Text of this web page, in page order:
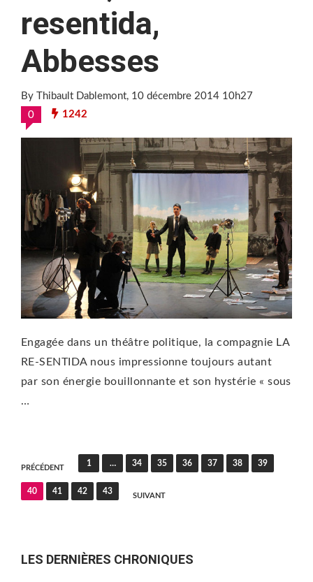
resentida,
Abbesses
By Thibault Dablemont, 10 décembre 2014 10h27
0
1242
Engagée dans un théâtre politique, la compagnie LA
RE-SENTIDA nous impressionne toujours autant
par son énergie bouillonnante et son hystérie « sous
…
Pagination
des
publications
PRÉCÉDENT
1 … 34 35 36 37 38 39
40 41 42 43
SUIVANT
LES DERNIÈRES CHRONIQUES